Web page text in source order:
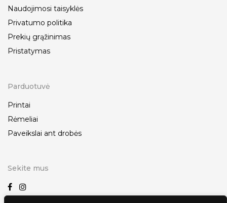
Naudojimosi taisyklės
Privatumo politika
Prekių grąžinimas
Pristatymas
Parduotuvė
Printai
Rėmeliai
Paveikslai ant drobės
Sekite mus